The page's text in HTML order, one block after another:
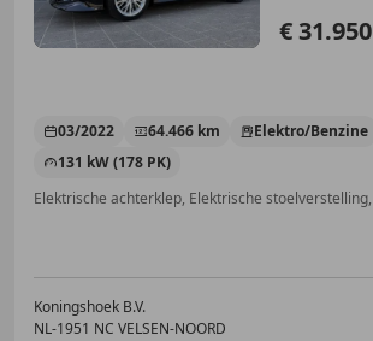
€ 31.950
03/2022 64.466 km
Elektro/Benzine
131 kW (178 PK)
Koningshoek B.V.
NL-1951 NC VELSEN-NOORD